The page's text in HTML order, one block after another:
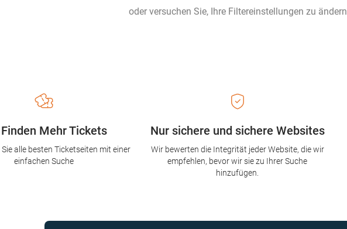
oder versuchen Sie, Ihre Filtereinstellungen zu ändern
Nur sichere und sichere Websites
Wir bewerten die Integrität jeder Website, die wir
empfehlen, bevor wir sie zu Ihrer Suche
hinzufügen.
Mehr Tickets
alle besten Ticketseiten mit einer
einfachen Suche